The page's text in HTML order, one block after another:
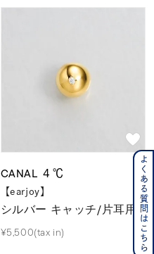
CANAL ４℃
【earjoy】
シルバー キャッチ/片耳用
¥5,500(tax in) よくある質問はこちら